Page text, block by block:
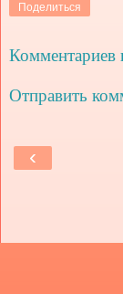
Поделиться
Комментариев
Отправить
‹